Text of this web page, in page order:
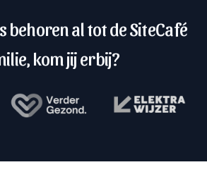
behoren al tot de SiteCafé
kom jij erbij?